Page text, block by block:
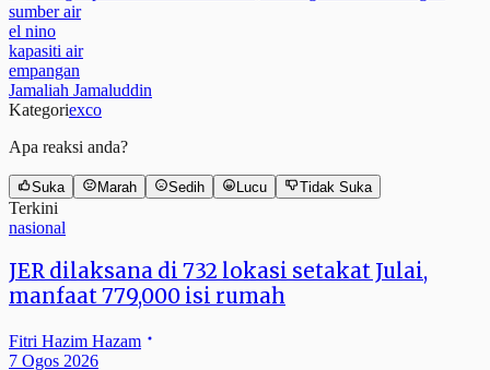
sumber air
el nino
kapasiti air
empangan
Jamaliah Jamaluddin
Kategoriexco
Apa reaksi anda?
Suka Marah Sedih Lucu Tidak Suka
Terkini
nasional
JER dilaksana di 732 lokasi setakat Julai,
manfaat 779,000 isi rumah
Fitri Hazim Hazam
7 Ogos 2026